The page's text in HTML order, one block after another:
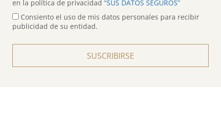
en la política de privacidad “SUS DATOS SEGUROS”
Consiento el uso de mis datos personales para recibir
publicidad de su entidad.
SUSCRIBIRSE